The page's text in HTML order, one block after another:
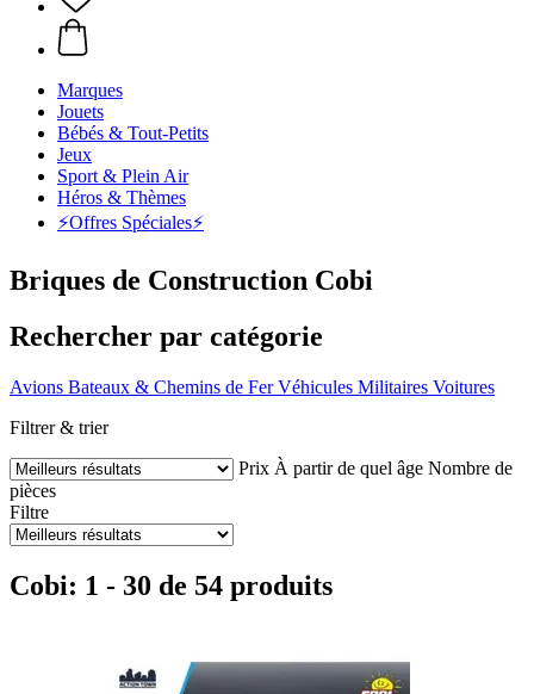
Marques
Jouets
Bébés & Tout-Petits
Jeux
Sport & Plein Air
Héros & Thèmes
⚡️Offres Spéciales⚡️
Briques de Construction Cobi
Rechercher par catégorie
Avions Bateaux & Chemins de Fer Véhicules Militaires Voitures
Filtrer & trier
Prix À partir de quel âge Nombre de
pièces
Filtre
Cobi: 1 - 30 de 54 produits